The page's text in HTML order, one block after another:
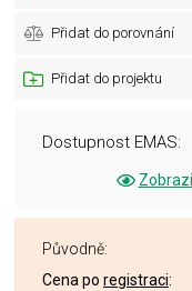
Přidat do porovnání
Přidat do projektu
Dostupnost EMAS:
Původně:
Cena po registraci: